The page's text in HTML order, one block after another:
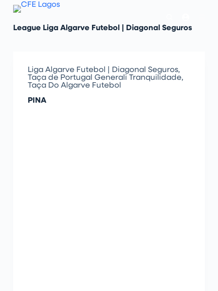
P
aLeagueLiga Algarve Futebol | Diagonal Seguros
Liga Algarve Futebol | Diagonal Seguros,
Taça de Portugal Generali Tranquilidade,
Taça Do Algarve Futebol
PINA